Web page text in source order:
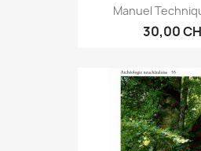
Manuel
30,00